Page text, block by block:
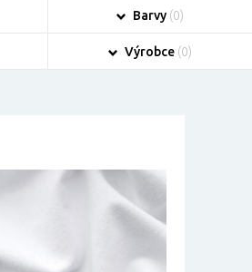
Barvy (0)
Výrobce (0)